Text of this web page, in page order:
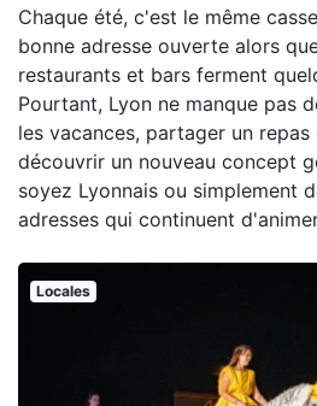
Chaque été, c'est le même
bonne adresse ouverte alors
restaurants et bars ferment
Pourtant, Lyon ne manque pas
les vacances, partager un repas
découvrir un nouveau concept
soyez Lyonnais ou simplement
adresses qui continuent
Locales